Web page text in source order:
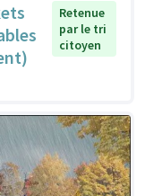
Retenue
par le tri
citoyen